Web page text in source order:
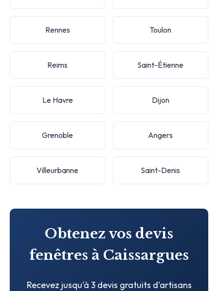
Rennes Toulon
Reims Saint-Étienne
Le Havre Dijon
Grenoble Angers
Villeurbanne Saint-Denis
Obtenez vos devis
fenêtres à Caissargues
Recevez jusqu'à 3 devis gratuits d'artisans